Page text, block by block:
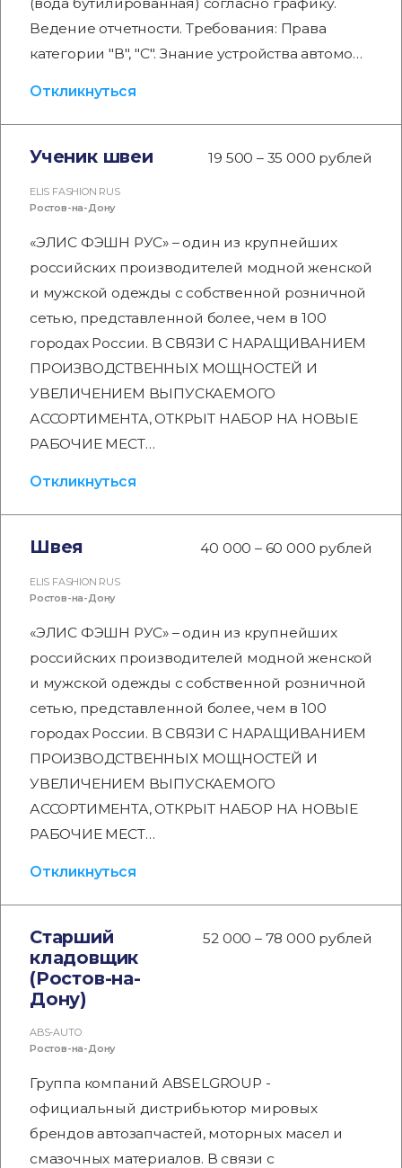
Ведение отчетности. Требования: Права
категории "В", "С". Знание устройства автомо…
Откликнуться
Ученик швеи 19 500 – 35 000 рублей
ELIS FASHION RUS
Ростов-на-Дону
«ЭЛИС ФЭШН РУС» – один из крупнейших
российских производителей модной женской
и мужской одежды с собственной розничной
сетью, представленной более, чем в 100
городах России. В СВЯЗИ С НАРАЩИВАНИЕМ
ПРОИЗВОДСТВЕННЫХ МОЩНОСТЕЙ И
УВЕЛИЧЕНИЕМ ВЫПУСКАЕМОГО
АССОРТИМЕНТА, ОТКРЫТ НАБОР НА НОВЫЕ
РАБОЧИЕ МЕСТ…
Откликнуться
Швея 40 000 – 60 000 рублей
ELIS FASHION RUS
Ростов-на-Дону
«ЭЛИС ФЭШН РУС» – один из крупнейших
российских производителей модной женской
и мужской одежды с собственной розничной
сетью, представленной более, чем в 100
городах России. В СВЯЗИ С НАРАЩИВАНИЕМ
ПРОИЗВОДСТВЕННЫХ МОЩНОСТЕЙ И
УВЕЛИЧЕНИЕМ ВЫПУСКАЕМОГО
АССОРТИМЕНТА, ОТКРЫТ НАБОР НА НОВЫЕ
РАБОЧИЕ МЕСТ…
Откликнуться
Старший
кладовщик
(Ростов-на-
Дону)
52 000 – 78 000 рублей
ABS-AUTO
Ростов-на-Дону
Группа компаний ABSELGROUP -
официальный дистрибьютор мировых
брендов автозапчастей, моторных масел и
смазочных материалов. В связи с